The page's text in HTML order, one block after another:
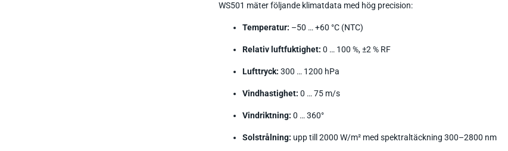
WS501 mäter följande klimatdata med hög precision:
Temperatur: –50 … +60 °C (NTC)
Relativ luftfuktighet: 0 … 100 %, ±2 % RF
Lufttryck: 300 … 1200 hPa
Vindhastighet: 0 … 75 m/s
Vindriktning: 0 … 360°
Solstrålning: upp till 2000 W/m² med spektraltäckning 300–2800 nm